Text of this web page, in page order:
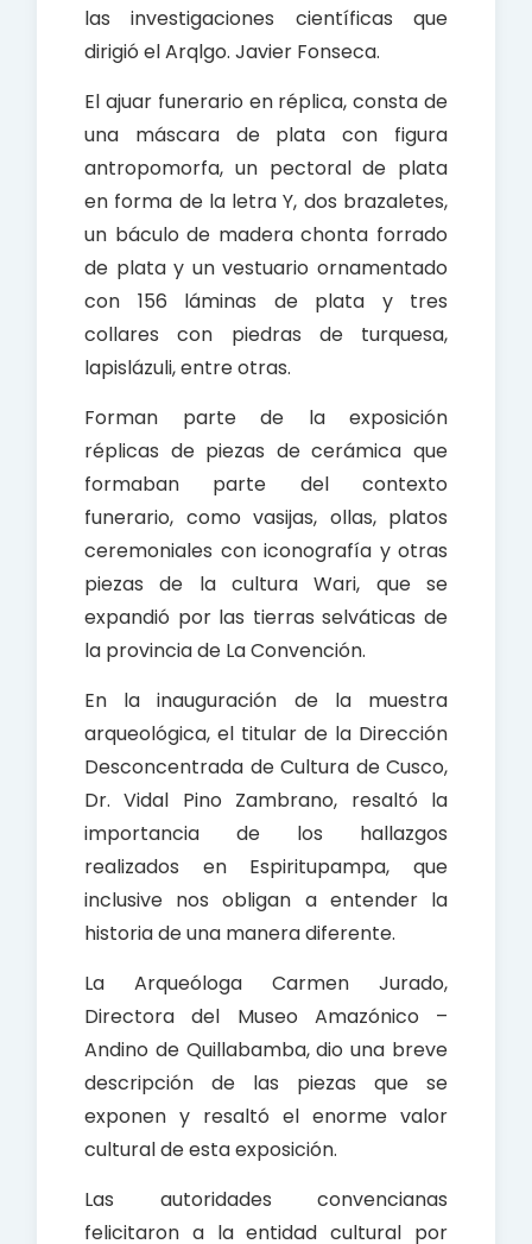
las investigaciones científicas que
dirigió el Arqlgo. Javier Fonseca.
El ajuar funerario en réplica, consta de
una máscara de plata con figura
antropomorfa, un pectoral de plata
en forma de la letra Y, dos brazaletes,
un báculo de madera chonta forrado
de plata y un vestuario ornamentado
con 156 láminas de plata y tres
collares con piedras de turquesa,
lapislázuli, entre otras.
Forman parte de la exposición
réplicas de piezas de cerámica que
formaban parte del contexto
funerario, como vasijas, ollas, platos
ceremoniales con iconografía y otras
piezas de la cultura Wari, que se
expandió por las tierras selváticas de
la provincia de La Convención.
En la inauguración de la muestra
arqueológica, el titular de la Dirección
Desconcentrada de Cultura de Cusco,
Dr. Vidal Pino Zambrano, resaltó la
importancia de los hallazgos
realizados en Espiritupampa, que
inclusive nos obligan a entender la
historia de una manera diferente.
La Arqueóloga Carmen Jurado,
Directora del Museo Amazónico –
Andino de Quillabamba, dio una breve
descripción de las piezas que se
exponen y resaltó el enorme valor
cultural de esta exposición.
Las autoridades convencianas
felicitaron a la entidad cultural por